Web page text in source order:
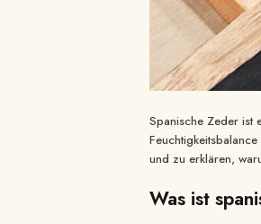
Spanische Zeder ist
und zu erklären,
Was ist